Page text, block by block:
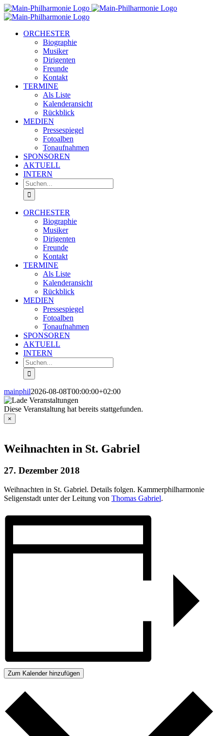
Zum
Inhalt
ORCHESTER
Biographie
Musiker
Dirigenten
Freunde
Kontakt
TERMINE
Als Liste
Kalenderansicht
Rückblick
MEDIEN
Pressespiegel
Fotoalben
Tonaufnahmen
SPONSOREN
AKTUELL
INTERN
Suche
nach:
ORCHESTER
Biographie
Musiker
Dirigenten
Freunde
Kontakt
TERMINE
Als Liste
Kalenderansicht
Rückblick
MEDIEN
Pressespiegel
Fotoalben
Tonaufnahmen
SPONSOREN
AKTUELL
INTERN
Suche
nach:
mainphil2026-08-08T00:00:00+02:00
Diese Veranstaltung hat bereits stattgefunden.
×
Weihnachten in St. Gabriel
27. Dezember 2018
Weihnachten in St. Gabriel. Details folgen. Kammerphilharmonie
Seligenstadt unter der Leitung von Thomas Gabriel.
Zum Kalender hinzufügen